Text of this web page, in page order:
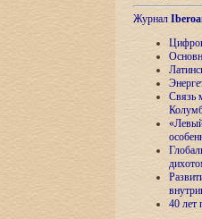
Журнал
Связь
40 лет